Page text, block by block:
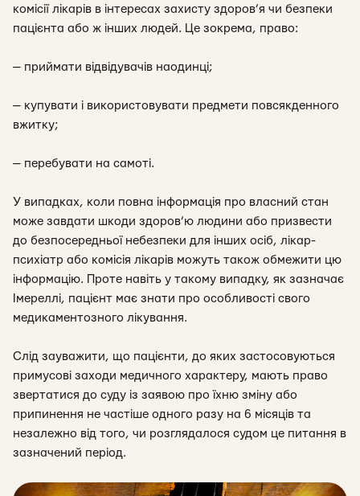
комісії лікарів в інтересах захисту здоров’я чи безпеки
пацієнта або ж інших людей. Це зокрема, право:
— приймати відвідувачів наодинці;
— купувати і використовувати предмети повсякденного
вжитку;
— перебувати на самоті.
У випадках, коли повна інформація про власний стан
може завдати шкоди здоров’ю людини або призвести
до безпосередньої небезпеки для інших осіб, лікар-
психіатр або комісія лікарів можуть також обмежити цю
інформацію. Проте навіть у такому випадку, як зазначає
Імереллі, пацієнт має знати про особливості свого
медикаментозного лікування.
Слід зауважити, що пацієнти, до яких застосовуються
примусові заходи медичного характеру, мають право
звертатися до суду із заявою про їхню зміну або
припинення не частіше одного разу на 6 місяців та
незалежно від того, чи розглядалося судом це питання в
зазначений період.